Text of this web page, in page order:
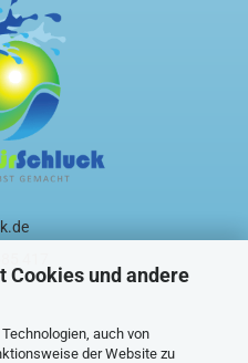
Cookies und andere
auch von
der Website zu